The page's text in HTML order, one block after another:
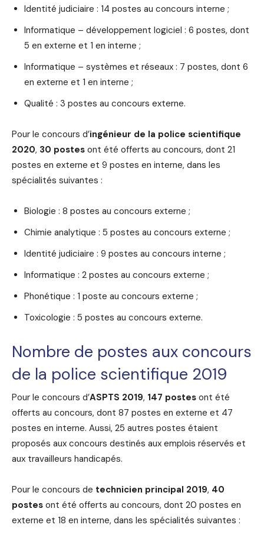
Identité judiciaire : 14 postes au concours interne ;
Informatique – développement logiciel : 6 postes, dont
5 en externe et 1 en interne ;
Informatique – systèmes et réseaux : 7 postes, dont 6
en externe et 1 en interne ;
Qualité : 3 postes au concours externe.
Pour le concours d’ingénieur de la police scientifique
2020, 30 postes ont été offerts au concours, dont 21
postes en externe et 9 postes en interne, dans les
spécialités suivantes :
Biologie : 8 postes au concours externe ;
Chimie analytique : 5 postes au concours externe ;
Identité judiciaire : 9 postes au concours interne ;
Informatique : 2 postes au concours externe ;
Phonétique : 1 poste au concours externe ;
Toxicologie : 5 postes au concours externe.
Nombre de postes aux concours
de la police scientifique 2019
Pour le concours d’ASPTS 2019, 147 postes ont été
offerts au concours, dont 87 postes en externe et 47
postes en interne. Aussi, 25 autres postes étaient
proposés aux concours destinés aux emplois réservés et
aux travailleurs handicapés.
Pour le concours de technicien principal 2019, 40
postes ont été offerts au concours, dont 20 postes en
externe et 18 en interne, dans les spécialités suivantes :